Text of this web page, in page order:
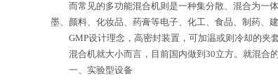
而常见的多功能混合机则是一种集分散、混合为一体
墨、颜料、化妆品、药膏等电子、化工、食品、制药、
GMP设计理念，高密封装置，可加温或则冷却的夹
混合机就大小而言，目前国内做到30立方。就混合的
一、实验型设备